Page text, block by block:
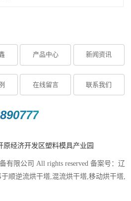
产品中心 新闻资讯
在线留言 联系我们
原经济开发区塑料模具产业园
限公司 All rights reserved 备案号： 辽
于顺逆流烘干塔, 混流烘干塔, 移动烘干塔,